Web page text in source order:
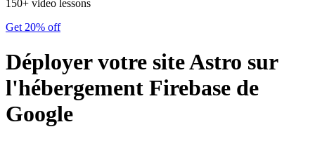
150+ video lessons
Get 20% off
Déployer votre site Astro sur
l'hébergement Firebase de
Google